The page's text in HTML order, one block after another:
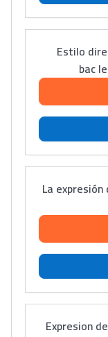
Estilo
bac
La
Expresion